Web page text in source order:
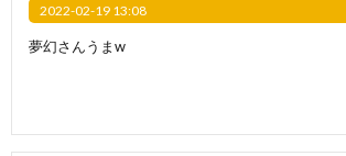
2022-02-19 13:08
夢幻さんうまw